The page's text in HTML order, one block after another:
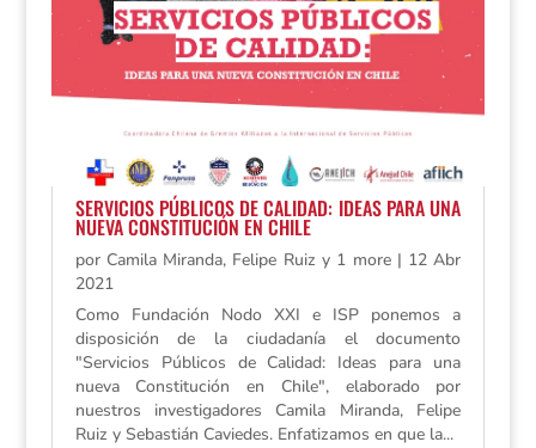
SERVICIOS PÚBLICOS DE CALIDAD: IDEAS PARA UNA
NUEVA CONSTITUCIÓN EN CHILE
por Camila Miranda, Felipe Ruiz y 1 more| 12 Abr
2021
Como Fundación Nodo XXI e ISP ponemos a
disposición de la ciudadanía el documento
"Servicios Públicos de Calidad: Ideas para una
nueva Constitución en Chile", elaborado por
nuestros investigadores Camila Miranda, Felipe
Ruiz y Sebastián Caviedes. Enfatizamos en que la...